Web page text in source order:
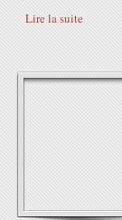
Lire la suite